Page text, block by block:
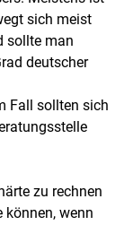
sich meist
sollte man
deutscher
Fall sollten sich
zu rechnen
können, wenn